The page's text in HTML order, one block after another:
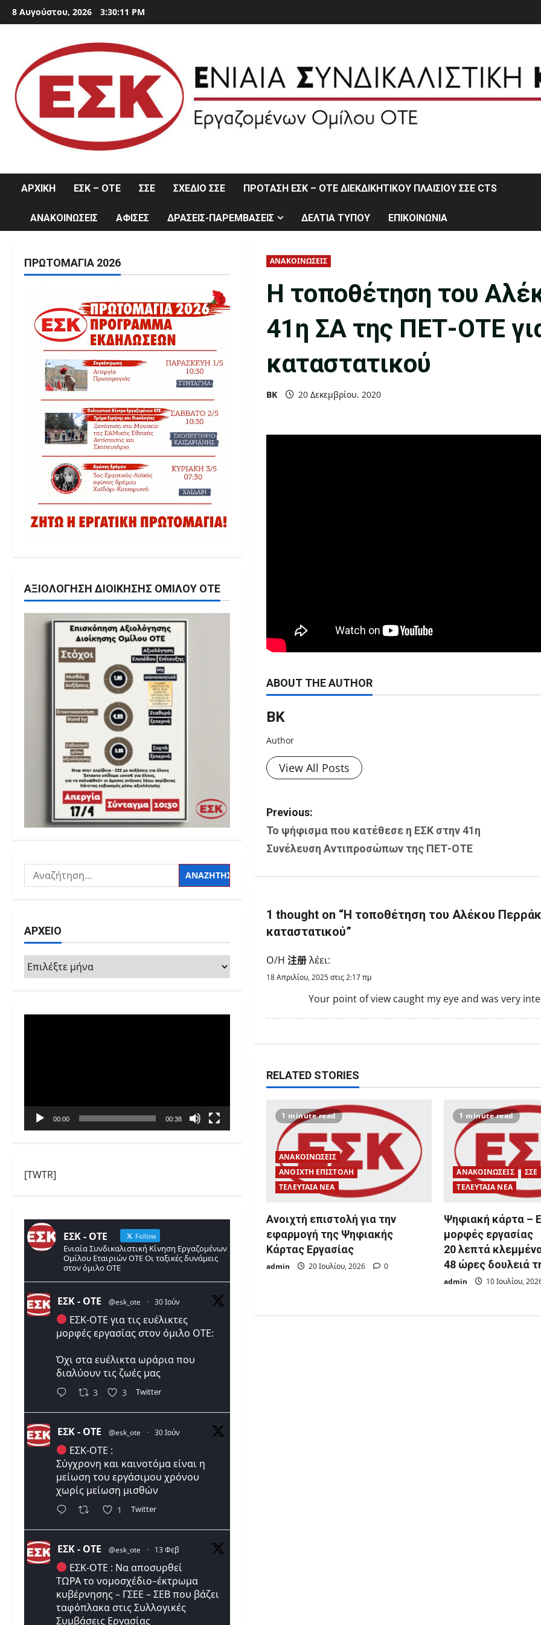
Skip
to
8 Αυγούστου, 2026 3:30:12 PM
ΑΡΧΙΚΗ ΕΣΚ – ΟΤΕ ΣΣΕ ΣΧΕΔΙΟ ΣΣΕ ΠΡΟΤΑΣΗ ΕΣΚ – ΟΤΕ ΔΙΕΚΔΙΚΗΤΙΚΟΥ ΠΛΑΙΣΙΟΥ ΣΣΕ CTS
ΑΝΑΚΟΙΝΩΣΕΙΣ ΑΦΙΣΕΣ ΔΡΑΣΕΙΣ-ΠΑΡΕΜΒΑΣΕΙΣ ΔΕΛΤΙΑ ΤΥΠΟΥ ΕΠΙΚΟΙΝΩΝΙΑ
ΑΝΑΚΟΙΝΩΣΕΙΣ
Η τοποθέτηση του
41η ΣΑ της ΠΕΤ-ΟΤΕ
καταστατικού
ΒΚ 20 Δεκεμβρίου, 2020
ABOUT THE AUTHOR
ΒΚ
Author
View All Posts
P
o
n
a
v
g
t
i
o
n
Previous:
Το ψήφισμα που κατέθεσε η ΕΣΚ στην 41η
Συνέλευση Αντιπροσώπων της ΠΕΤ-ΟΤΕ
1 thought on “Η τοποθέτηση του Αλέκου
καταστατικού”
Ο/Η注册λέει:
18 Απριλίου, 2025 στις 2:17 πμ
Your point of view caught my eye and was very
RELATED STORIES
1 minute read
ΑΝΑΚΟΙΝΩΣΕΙΣ
ΑΝΟΙΧΤΗ ΕΠΙΣΤΟΛΗ
ΤΕΛΕΥΤΑΙΑ ΝΕΑ
Ανοιχτή επιστολή για την
εφαρμογή της Ψηφιακής
Κάρτας Εργασίας
admin 20 Ιουλίου, 2026 0
1 minute read
ΑΝΑΚΟΙΝΩΣΕΙΣ
ΣΣΕ
ΤΕΛΕΥΤΑΙΑ ΝΕΑ
Ψηφιακή κάρτα –
μορφές εργασίας
20 λεπτά
48 ώρες δουλειά
admin 10 Ιουλίου,
ΠΡΩΤΟΜΑΓΙΆ 2026
ΑΞΙΟΛΌΓΗΣΗ ΔΙΟΊΚΗΣΗΣ ΟΜΊΛΟΥ ΟΤΕ
Αναζήτηση
για:
ΑΡΧΕΙΟ
ΑΡΧΕΙΟ
00:00 00:38
[TWTR]
ΕΣΚ - ΟΤΕ Follow
Ενιαία Συνδικαλιστική Κίνηση Εργαζομένων
Ομίλου Εταιριών ΟΤΕ Οι ταξικές δυνάμεις
στον όμιλο ΟΤΕ
ΕΣΚ - ΟΤΕ @esk_ote · 30 Ιούν
ΕΣΚ-ΟΤΕ για τις ευέλικτες
μορφές εργασίας στον όμιλο ΟΤΕ:
Όχι στα ευέλικτα ωράρια που
διαλύουν τις ζωές μας
3 3 Twitter
ΕΣΚ - ΟΤΕ @esk_ote · 30 Ιούν
ΕΣΚ-ΟΤΕ :
Σύγχρονη και καινοτόμα είναι η
μείωση του εργάσιμου χρόνου
χωρίς μείωση μισθών
1 Twitter
ΕΣΚ - ΟΤΕ @esk_ote · 13 Φεβ
ΕΣΚ-ΟΤΕ : Να αποσυρθεί
ΤΩΡΑ το νομοσχέδιο–έκτρωμα
κυβέρνησης – ΓΣΕΕ – ΣΕΒ που βάζει
ταφόπλακα στις Συλλογικές
Συμβάσεις Εργασίας